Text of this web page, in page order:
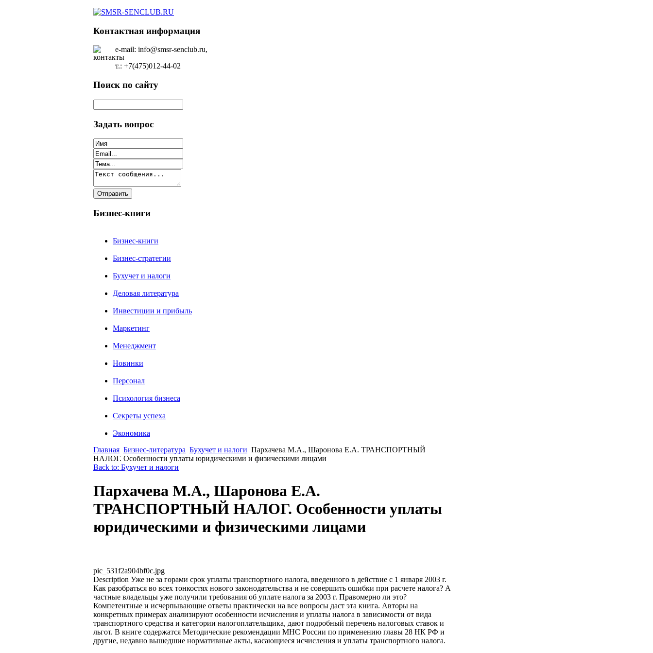
Контактная информация
e-mail: info@smsr-senclub.ru,
т.: +7(475)012-44-02
Поиск по сайту
Задать вопрос
Бизнес-книги
Бизнес-книги
Бизнес-стратегии
Бухучет и налоги
Деловая литература
Инвестиции и прибыль
Маркетинг
Менеджмент
Новинки
Персонал
Психология бизнеса
Секреты успеха
Экономика
Главная Бизнес-литература Бухучет и налоги Пархачева М.А., Шаронова Е.А. ТРАНСПОРТНЫЙ
НАЛОГ. Особенности уплаты юридическими и физическими лицами
Back to: Бухучет и налоги
Пархачева М.А., Шаронова Е.А.
ТРАНСПОРТНЫЙ НАЛОГ. Особенности уплаты
юридическими и физическими лицами
pic_531f2a904bf0c.jpg
Description Уже не за горами срок уплаты транспортного налога, введенного в действие с 1 января 2003 г.
Как разобраться во всех тонкостях нового законодательства и не совершить ошибки при расчете налога? А
частные владельцы уже получили требования об уплате налога за 2003 г. Правомерно ли это?
Компетентные и исчерпывающие ответы практически на все вопросы даст эта книга. Авторы на
конкретных примерах анализируют особенности исчисления и уплаты налога в зависимости от вида
транспортного средства и категории налогоплательщика, дают подробный перечень налоговых ставок и
льгот. В книге содержатся Методические рекомендации МНС России по применению главы 28 НК РФ и
другие, недавно вышедшие нормативные акты, касающиеся исчисления и уплаты транспортного налога.